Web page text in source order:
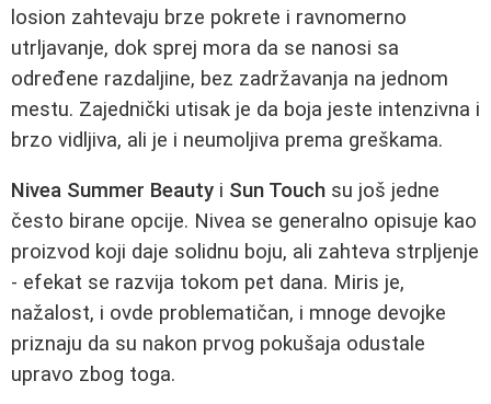
losion zahtevaju brze pokrete i ravnomerno
utrljavanje, dok sprej mora da se nanosi sa
određene razdaljine, bez zadržavanja na jednom
mestu. Zajednički utisak je da boja jeste intenzivna i
brzo vidljiva, ali je i neumoljiva prema greškama.
Nivea Summer Beauty i Sun Touch su još jedne
često birane opcije. Nivea se generalno opisuje kao
proizvod koji daje solidnu boju, ali zahteva strpljenje
- efekat se razvija tokom pet dana. Miris je,
nažalost, i ovde problematičan, i mnoge devojke
priznaju da su nakon prvog pokušaja odustale
upravo zbog toga.